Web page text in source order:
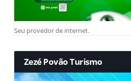
Seu provedor de internet.
Zezé Povão Turismo